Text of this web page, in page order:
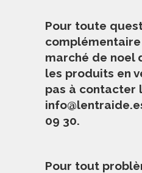
Pour toute
marché de noel
les produits en
pas à contacter
09 30.
Pour tout